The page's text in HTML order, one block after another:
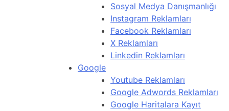
Sosyal Medya Danışmanlığı
Instagram Reklamları
Facebook Reklamları
X Reklamları
Linkedin Reklamları
Google
Youtube Reklamları
Google Adwords Reklamları
Google Haritalara Kayıt